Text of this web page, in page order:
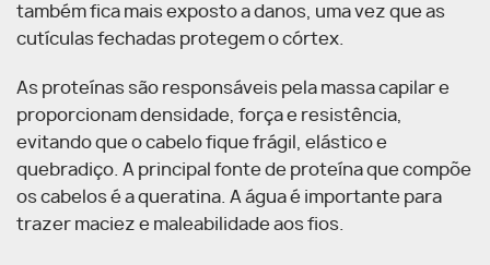
também fica mais exposto a danos, uma vez que as
cutículas fechadas protegem o córtex.
As proteínas são responsáveis pela massa capilar e
proporcionam densidade, força e resistência,
evitando que o cabelo fique frágil, elástico e
quebradiço. A principal fonte de proteína que compõe
os cabelos é a queratina. A água é importante para
trazer maciez e maleabilidade aos fios.